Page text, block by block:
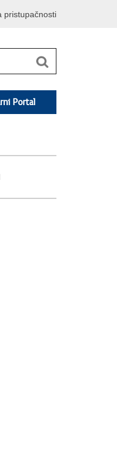
pristupačnosti
Portal